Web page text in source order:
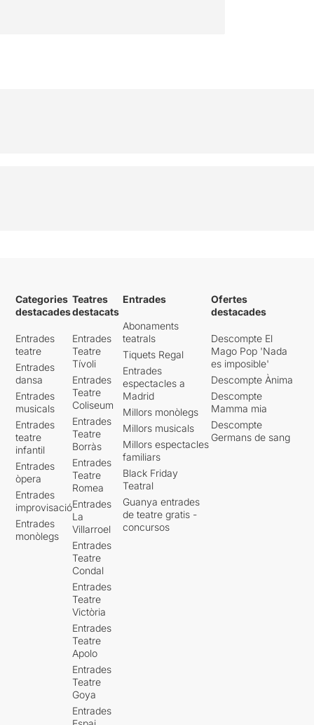
Categories
destacades
Entrades
teatre
Entrades
dansa
Entrades
musicals
Entrades
teatre
infantil
Entrades
òpera
Entrades
improvisació
Entrades
monòlegs
Teatres
destacats
Entrades
Teatre
Tívoli
Entrades
Teatre
Coliseum
Entrades
Teatre
Borràs
Entrades
Teatre
Romea
Entrades
La
Villarroel
Entrades
Teatre
Condal
Entrades
Teatre
Victòria
Entrades
Teatre
Apolo
Entrades
Teatre
Goya
Entrades
Entrades
Abonaments
teatrals
Tiquets Regal
Entrades
espectacles a
Madrid
Millors monòlegs
Millors musicals
Millors espectacles
familiars
Black Friday
Teatral
Guanya entrades
de teatre gratis -
concursos
Ofertes
destacades
Descompte El
Mago Pop 'Nada
es imposible'
Descompte Ànima
Descompte
Mamma mia
Descompte
Germans de sang